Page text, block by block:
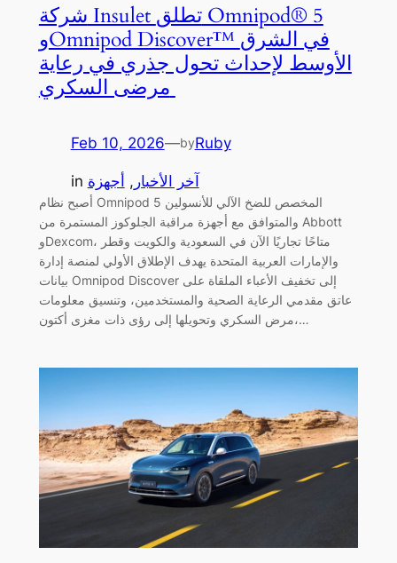
شركة Insulet تطلق Omnipod® 5
وOmnipod Discover™‎ في الشرق
الأوسط لإحداث تحول جذري في رعاية
Feb 10, 2026—byRuby
in آخر الأخبار , أجهزة
أصبح نظام Omnipod 5 المخصص للضخ الآلي للأنسولين
والمتوافق مع أجهزة مراقبة الجلوكوز المستمرة من Abbott
وDexcom، متاحًا تجاريًا الآن في السعودية والكويت وقطر
والإمارات العربية المتحدة يهدف الإطلاق الأولي لمنصة إدارة
بيانات Omnipod Discover إلى تخفيف الأعباء الملقاة على
عاتق مقدمي الرعاية الصحية والمستخدمين، وتنسيق معلومات
مرض السكري وتحويلها إلى رؤى ذات مغزى أكتون،…